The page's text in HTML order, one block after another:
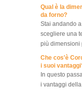
da forno?
Stai andando
scegliere una
più dimensioni
molte
della teglia
dovremmo
dimensioni, in
migliore e la
Che cos'è
i suoi
In questo
i vantaggi
in pietra su